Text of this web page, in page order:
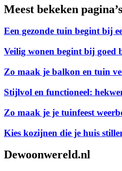
Meest bekeken pagina’s
Een gezonde tuin begint bij
Veilig wonen begint bij goed
Zo maak je balkon en tuin
Stijlvol en functioneel:
Zo maak je je tuinfeest
Kies kozijnen die je huis
Dewoonwereld.nl